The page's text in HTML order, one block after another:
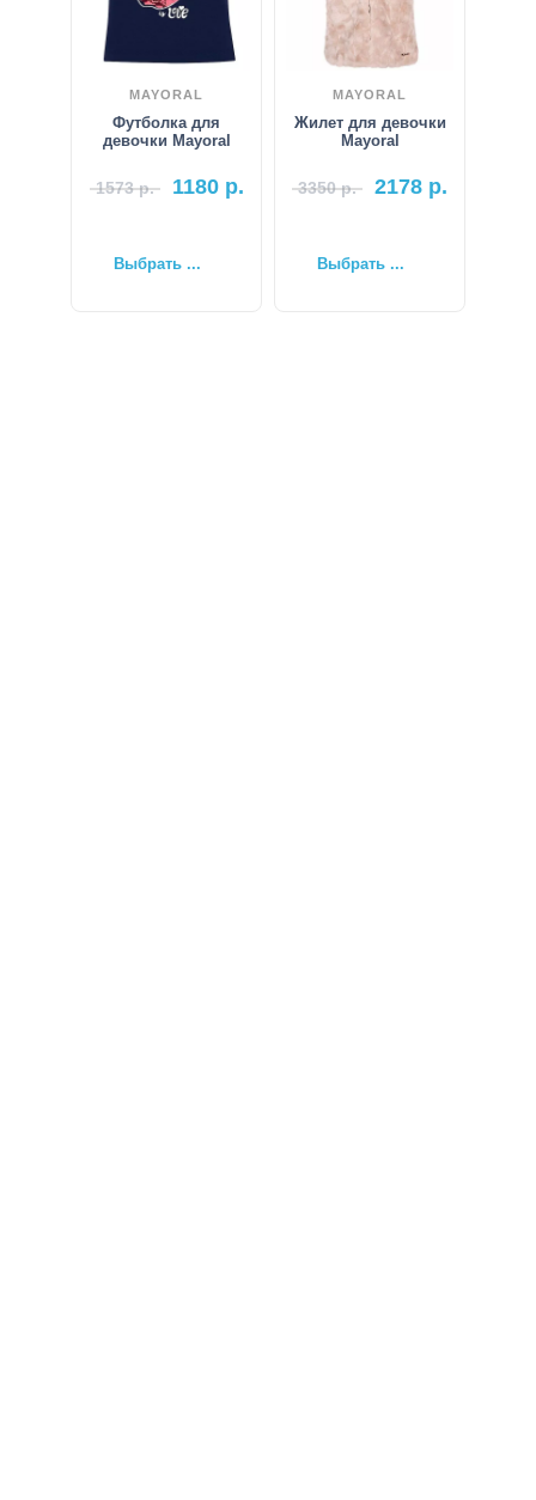
MAYORAL
Футболка для
девочки Mayoral
1573р. 1180р.
Выбрать ...
MAYORAL
Жилет для девочки
Mayoral
3350р. 2178 р.
Выбрать ...